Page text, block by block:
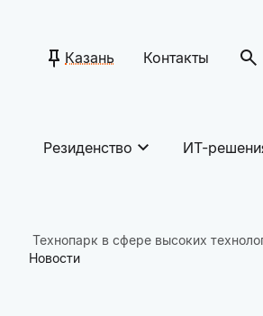
Казань Контакты
Резиденство ИТ-
Технопарк в сфере высоких
Новости